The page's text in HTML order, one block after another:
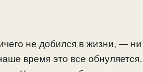
не добился в жизни, —
время это все